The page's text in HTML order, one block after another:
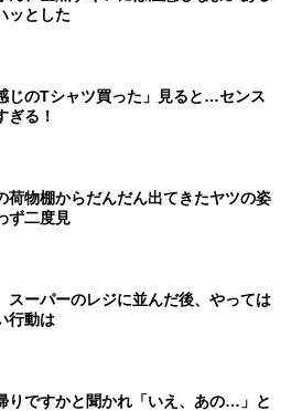
ッとした
じのTシャツ買った」見ると…センス
ぎる！
荷物棚からだんだん出てきたヤツの姿
ず二度見
スーパーのレジに並んだ後、やっては
行動は
りですかと聞かれ「いえ、あの…」と